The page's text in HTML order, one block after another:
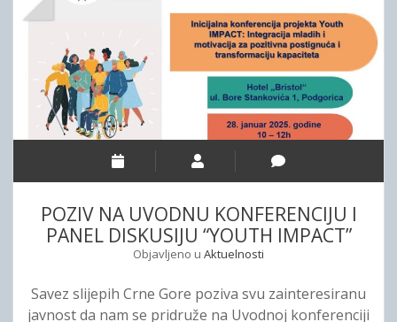
R
O
D
N
I
T
R
N
N
G
B
U
T
V
A
N
O
V
I
S
E
POZIV NA UVODNU KONFERENCIJU I
PANEL DISKUSIJU “YOUTH IMPACT”
Objavljeno u Aktuelnosti
Savez slijepih Crne Gore poziva svu zainteresiranu
javnost da nam se pridruže na Uvodnoj konferenciji